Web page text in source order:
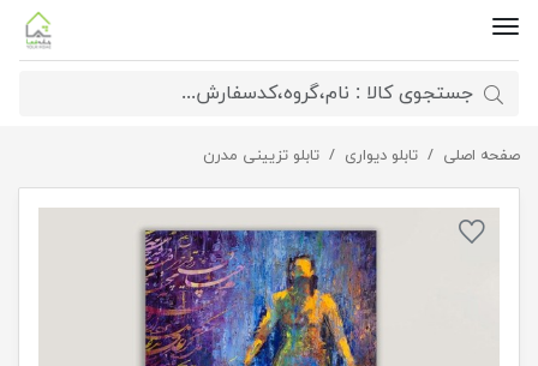
صفحه اصلی تابلو دیواری تابلو تزیینی مدرن تابلو شاسی پای بند عشق